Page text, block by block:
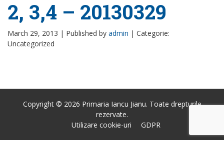
2, 3,4 – 20130329
March 29, 2013 | Published by admin | Categorie:
Uncategorized
Copyright © 2026 Primaria Iancu Jianu. Toate drepturile
rezervate.
Utilizare cookie-uri
GDPR